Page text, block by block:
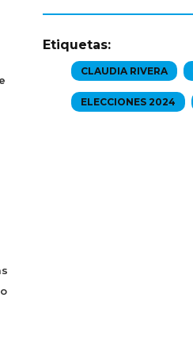
Etiquetas:
CLAUDIA RIVERA
ELECCIONES 2024